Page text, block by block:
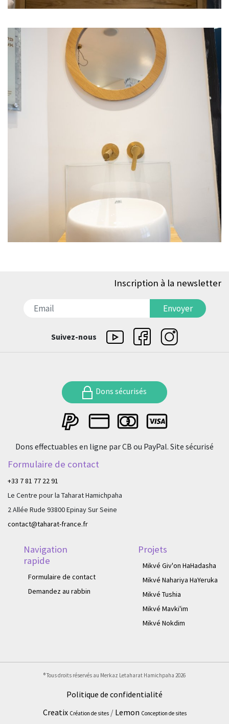
Inscription à la newsletter
Envoyer
Suivez-nous
Navigation
rapide
Formulaire de contact
Demandez au rabbin
Projets
Mikvé Giv'on HaHadasha
Mikvé Nahariya HaYeruka
Mikvé Tushia
Mikvé Mavki'im
Mikvé Nokdim
Formulaire de contact
+33 7 81 77 22 91
Le Centre pour la Taharat Hamichpaha
2 Allée Rude 93800 Epinay Sur Seine
contact@taharat-france.fr
Dons sécurisés
Dons effectuables en ligne par CB ou PayPal. Site sécurisé
® Tous droits réservés au Merkaz Letaharat Hamichpaha 2026
Politique de confidentialité
Creatix Création de sites / Lemon Conception de sites